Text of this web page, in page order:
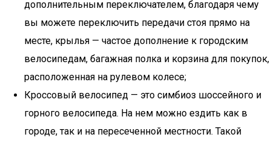
дополнительным переключателем, благодаря чему
вы можете переключить передачи стоя прямо на
месте, крылья — частое дополнение к городским
велосипедам, багажная полка и корзина для покупок,
расположенная на рулевом колесе;
Кроссовый велосипед — это симбиоз шоссейного и
горного велосипеда. На нем можно ездить как в
городе, так и на пересеченной местности. Такой